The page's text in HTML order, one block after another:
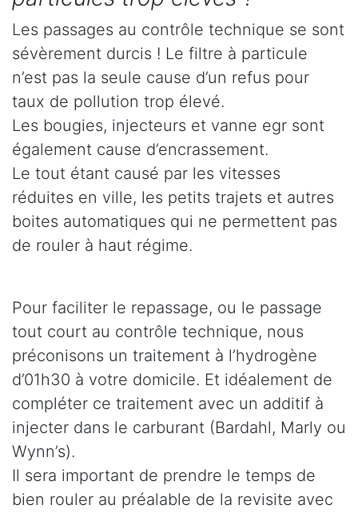
Les passages au contrôle technique se sont
sévèrement durcis ! Le filtre à particule
n’est pas la seule cause d’un refus pour
taux de pollution trop élevé.
Les bougies, injecteurs et vanne egr sont
également cause d’encrassement.
Le tout étant causé par les vitesses
réduites en ville, les petits trajets et autres
boites automatiques qui ne permettent pas
de rouler à haut régime.
Pour faciliter le repassage, ou le passage
tout court au contrôle technique, nous
préconisons un traitement à l’hydrogène
d’01h30 à votre domicile. Et idéalement de
compléter ce traitement avec un additif à
injecter dans le carburant (Bardahl, Marly ou
Wynn’s).
Il sera important de prendre le temps de
bien rouler au préalable de la revisite avec